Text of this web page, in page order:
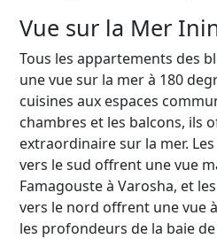
Vue sur la Mer
Tous les appartements des
une vue sur la mer à 180
cuisines aux espaces
chambres et les balcons, ils
extraordinaire sur la mer.
vers le sud offrent une vue
Famagouste à Varosha, et
vers le nord offrent une vue
les profondeurs de la baie